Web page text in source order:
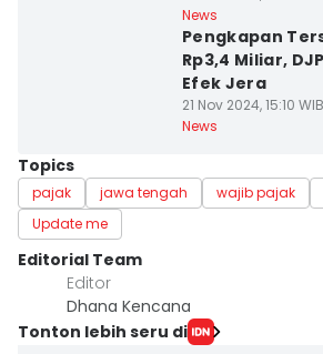
News
Pengkapan
Rp3,4 Miliar,
Efek Jera
21 Nov 2024, 15:10 WIB
News
Topics
pajak jawa tengah wajib pajak
Update me
Editorial Team
Editor
Dhana Kencana
Tonton lebih seru di